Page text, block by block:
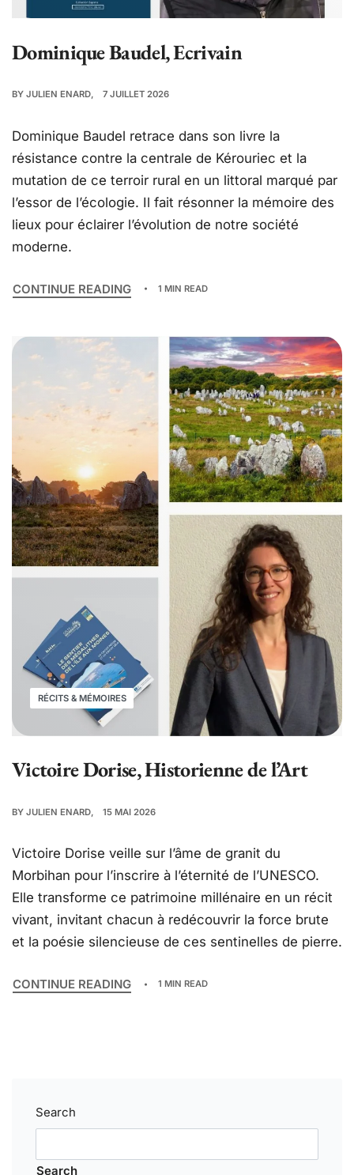
Dominique Baudel, Ecrivain
BY JULIEN ENARD 7 JUILLET 2026
Dominique Baudel retrace dans son livre la
résistance contre la centrale de Kérouriec et la
mutation de ce terroir rural en un littoral marqué par
l’essor de l’écologie. Il fait résonner la mémoire des
lieux pour éclairer l’évolution de notre société
moderne.
CONTINUE READING 1 MIN READ
RÉCITS & MÉMOIRES
Victoire Dorise, Historienne de l’Art
BY JULIEN ENARD 15 MAI 2026
Victoire Dorise veille sur l’âme de granit du
Morbihan pour l’inscrire à l’éternité de l’UNESCO.
Elle transforme ce patrimoine millénaire en un récit
vivant, invitant chacun à redécouvrir la force brute
et la poésie silencieuse de ces sentinelles de pierre.
CONTINUE READING 1 MIN READ
Search
Search